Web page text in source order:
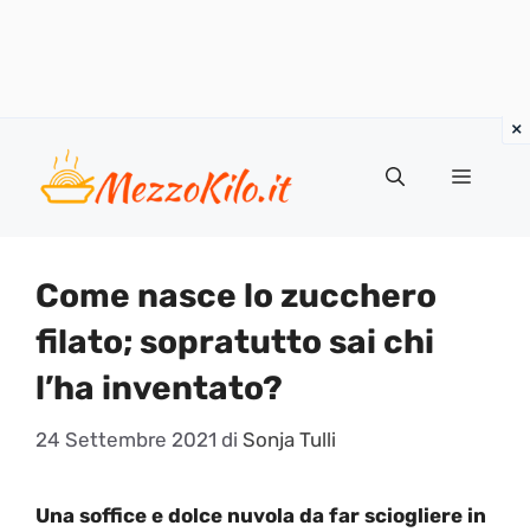
contenuto
Menu
Come nasce lo zucchero
filato; sopratutto sai chi
l’ha inventato?
24 Settembre 2021 di Sonja Tulli
Una soffice e dolce nuvola da far sciogliere in